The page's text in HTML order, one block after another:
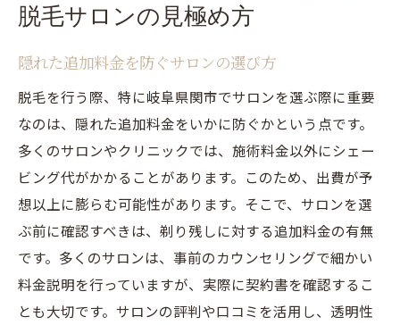
脱毛サロンの見極め方
隠れた追加料金を防ぐサロンの選び方
脱毛を行う際、特に岐阜県関市でサロンを選ぶ際に重要
なのは、隠れた追加料金をいかに防ぐかという点です。
多くのサロンやクリニックでは、施術料金以外にシェー
ビング代がかかることがあります。このため、出費が予
想以上に膨らむ可能性があります。そこで、サロンを選
ぶ前に確認すべきは、剃り残しに対する追加料金の有無
です。多くのサロンは、事前のカウンセリングで細かい
料金説明を行っていますが、実際に契約書を確認するこ
とも大切です。サロンの評判や口コミを活用し、透明性